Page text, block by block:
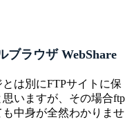
ブラウザ WebShare
は別にFTPサイトに保
いますが、その場合ftp
中身が全然わかりませ